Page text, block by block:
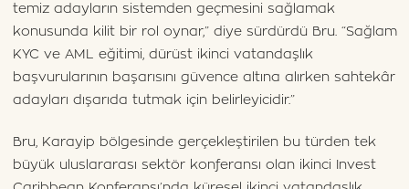
temiz adayların sistemden geçmesini sağlamak
konusunda kilit bir rol oynar,” diye sürdürdü Bru. “Sağlam
KYC ve AML eğitimi, dürüst ikinci vatandaşlık
başvurularının başarısını güvence altına alırken sahtekâr
adayları dışarıda tutmak için belirleyicidir.”
Bru, Karayip bölgesinde gerçekleştirilen bu türden tek
büyük uluslararası sektör konferansı olan ikinci Invest